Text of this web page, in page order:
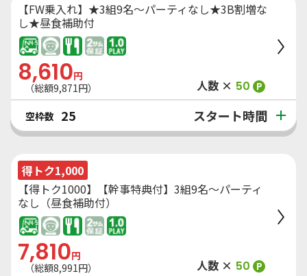
【FW乗入れ】★3組9名～パーティなし★3B割増な
し★昼食補助付
8,610円
（総額9,871円） 人数 × 50 P
空枠数 25 スタート時間
得トク1,000
【得トク1000】【幹事特典付】3組9名～パーティ
なし（昼食補助付）
7,810円
（総額8,991円） 人数 × 50 P